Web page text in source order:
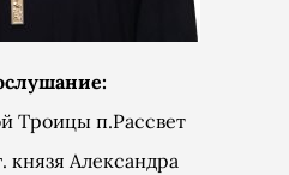
Троицы п.Рассвет
князя Александра